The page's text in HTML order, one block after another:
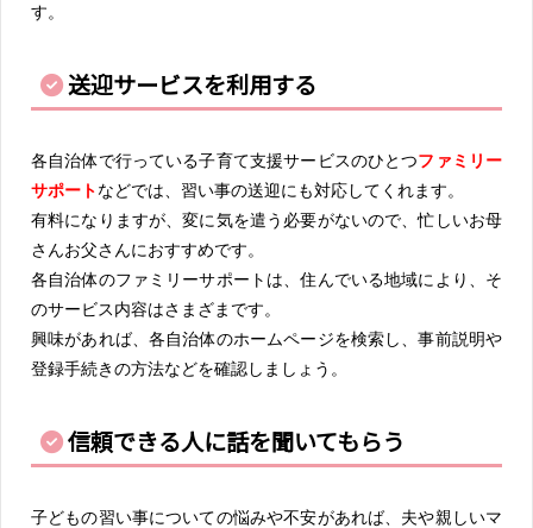
す。
送迎サービスを利用する
各自治体で行っている子育て支援サービスのひとつファミリー
サポートなどでは、習い事の送迎にも対応してくれます。
有料になりますが、変に気を遣う必要がないので、忙しいお母
さんお父さんにおすすめです。
各自治体のファミリーサポートは、住んでいる地域により、そ
のサービス内容はさまざまです。
興味があれば、各自治体のホームページを検索し、事前説明や
登録手続きの方法などを確認しましょう。
信頼できる人に話を聞いてもらう
子どもの習い事についての悩みや不安があれば、夫や親しいマ